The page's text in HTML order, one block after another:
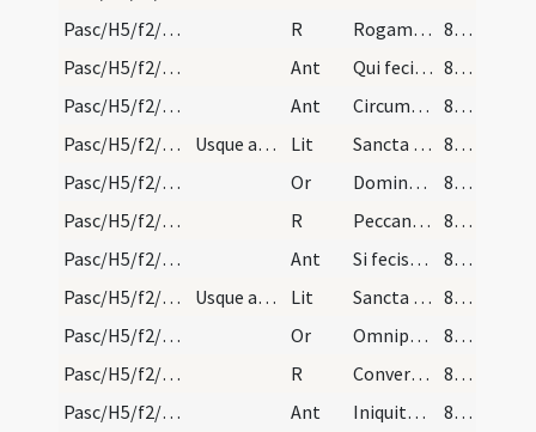
Pasc/H5/f2/Rogationes/Rogation Days/procession/3
R Rogamus te Domine
850 (247)
Pasc/H5/f2/Rogationes/Rogation Days/procession/5
Ant Qui fecisti magnalia
850 (247)
Pasc/H5/f2/Rogationes/Rogation Days/procession/6
Ant Circumdederunt nos
850 (247)
Pasc/H5/f2/Rogationes/Rogation Days/litany/4
Usque ad sanctum Victorem ad Ulmum. Lit Sancta Maria
850 (247)
Pasc/H5/f2/Rogationes/Rogation Days/stational oration/5
Or Domine Deus ... indulgentiam sentiamus.
850 (247)
Pasc/H5/f2/Rogationes/Rogation Days/procession/4
R Peccantem me cottidie
850 (247)
Pasc/H5/f2/Rogationes/Rogation Days/procession/7
Ant Si fecissemus
850 (247)
Pasc/H5/f2/Rogationes/Rogation Days/litany/5
Usque ad sanctum Victorem ad corpus. Lit Sancta Maria
851 (248)
Pasc/H5/f2/Rogationes/Rogation Days/stational oration/6
Or Omnipotens sempiterne ... misericordia relaxetur.
851 (248)
Pasc/H5/f2/Rogationes/Rogation Days/procession/5
R Convertamur ad Dominum
851 (248)
Pasc/H5/f2/Rogationes/Rogation Days/procession/8
Ant Iniquitates nostras agnoscimus
851 (248)